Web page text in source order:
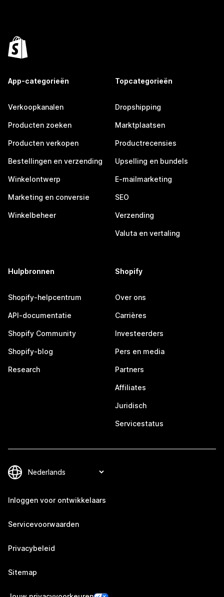
App-categorieën
Verkoopkanalen
Producten zoeken
Producten verkopen
Bestellingen en verzending
Winkelontwerp
Marketing en conversie
Winkelbeheer
Topcategorieën
Dropshipping
Marktplaatsen
Productrecensies
Upselling en bundels
E-mailmarketing
SEO
Verzending
Valuta en vertaling
Hulpbronnen
Shopify-helpcentrum
API-documentatie
Shopify Community
Shopify-blog
Research
Shopify
Over ons
Carrières
Investeerders
Pers en media
Partners
Affiliates
Juridisch
Servicestatus
Inloggen voor ontwikkelaars
Servicevoorwaarden
Privacybeleid
Sitemap